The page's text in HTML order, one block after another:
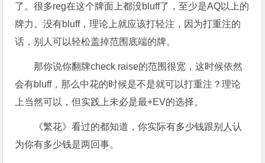
了。很多reg在这个牌面上都没bluff了，至少是AQ以上的
牌力。没有bluff，理论上就应该打轻注，因为打重注的
话，别人可以轻松盖掉范围底端的牌。
那你说你翻牌check raise的范围很宽，这时候依然
会有bluff，那么中花的时候是不是就可以打重注？理论
上当然可以，但实践上未必是最+EV的选择。
《繁花》看过的都知道，你实际有多少钱跟别人认
为你有多少钱是两回事。